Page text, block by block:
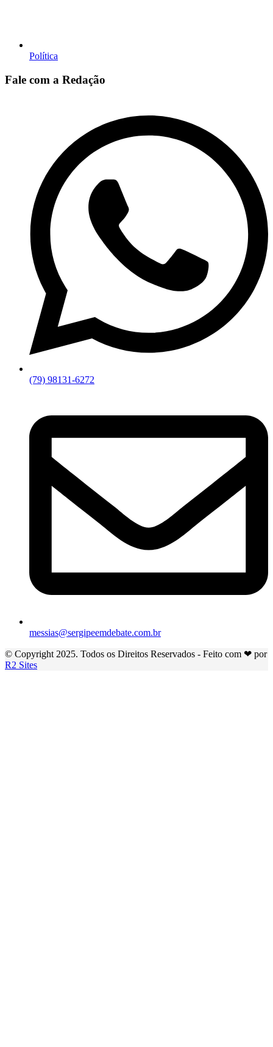
Política
Fale com a Redação
(79) 98131-6272
messias@sergipeemdebate.com.br
© Copyright 2025. Todos os Direitos Reservados - Feito com ❤ por
R2 Sites